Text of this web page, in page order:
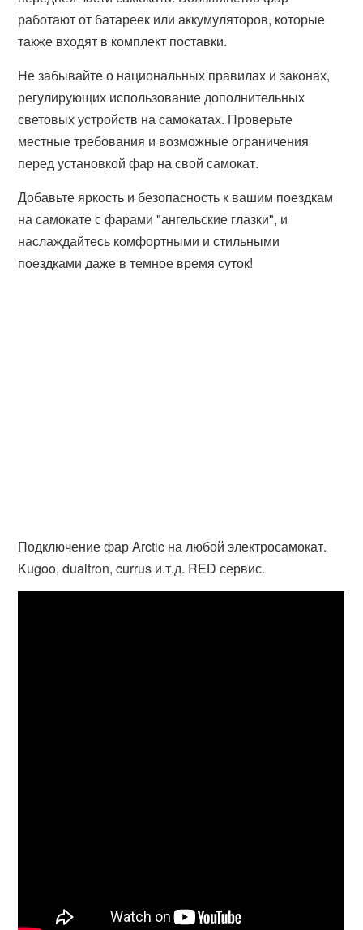
работают от батареек или аккумуляторов, которые
также входят в комплект поставки.
Не забывайте о национальных правилах и законах,
регулирующих использование дополнительных
световых устройств на самокатах. Проверьте
местные требования и возможные ограничения
перед установкой фар на свой самокат.
Добавьте яркость и безопасность к вашим поездкам
на самокате с фарами "ангельские глазки", и
наслаждайтесь комфортными и стильными
поездками даже в темное время суток!
Подключение фар Arctic на любой электросамокат.
Kugoo, dualtron, currus и.т.д. RED сервис.